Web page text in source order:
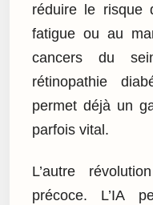
réduire le risque
fatigue ou au
cancers du
rétinopathie
permet déjà un
parfois vital.
L’autre
précoce. L’IA